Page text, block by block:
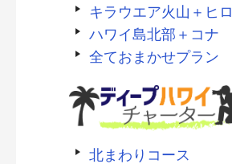
キラウエア火山＋ヒロ
ハワイ島北部＋コナ
全ておまかせプラン
北まわりコース